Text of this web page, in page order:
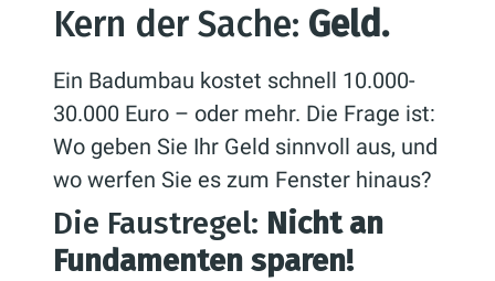
Kern der Sache: Geld.
Ein Badumbau kostet schnell 10.000-
30.000 Euro – oder mehr. Die Frage ist:
Wo geben Sie Ihr Geld sinnvoll aus, und
wo werfen Sie es zum Fenster hinaus?
Die Faustregel: Nicht an
Fundamenten sparen!